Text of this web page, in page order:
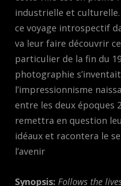
industrielle et culturelle.
ce voyage introspectif
va leur faire découvrir
particulier de la fin du
photographie
l’impressionnisme
entre les deux époques
remettra en question
idéaux et racontera le
l’avenir
Synopsis: Follows the